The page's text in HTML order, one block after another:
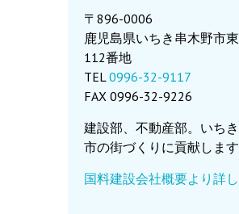
〒896-0006
鹿児島県いちき串木野市
112番地
TEL0996-32-9117
FAX 0996-32-9226
建設部、不動産部。いち
市の街づくりに貢献します
国料建設会社概要より詳